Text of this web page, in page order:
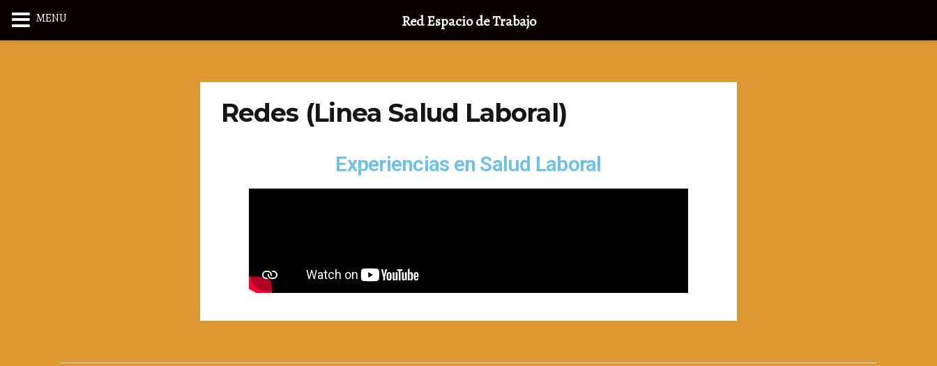
Redes (Linea Salud Laboral)
Experiencias en Salud Laboral
MENU Red Espacio de Trabajo